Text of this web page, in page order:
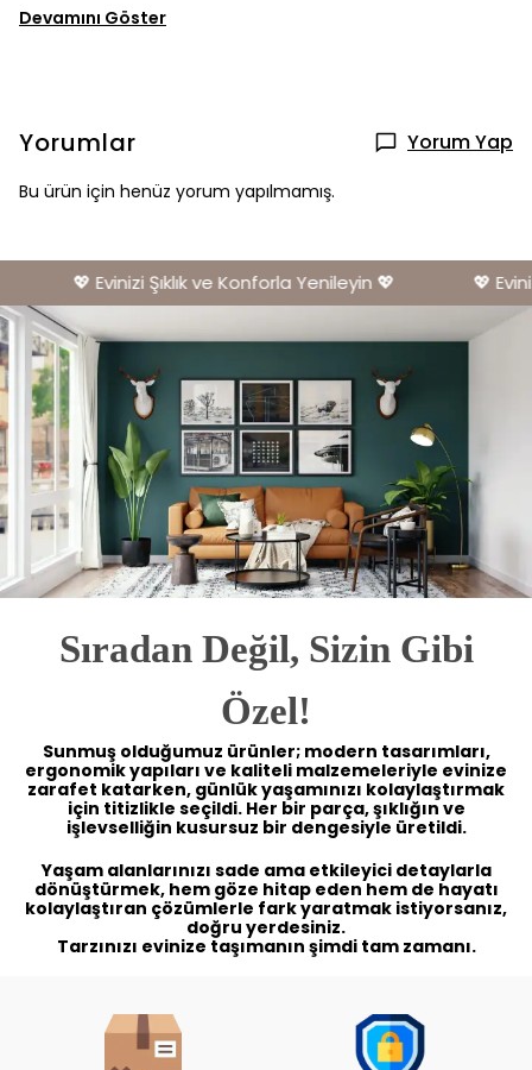
Devamını Göster
Yorumlar Yorum Yap
Bu ürün için henüz yorum yapılmamış.
💖 Evinizi Şıklık ve Konforla Yenileyin 💖 💖
Sıradan Değil, Sizin Gibi
Özel!
Sunmuş olduğumuz ürünler; modern tasarımları,
ergonomik yapıları ve kaliteli malzemeleriyle evinize
zarafet katarken, günlük yaşamınızı kolaylaştırmak
için titizlikle seçildi. Her bir parça, şıklığın ve
işlevselliğin kusursuz bir dengesiyle üretildi.
Yaşam alanlarınızı sade ama etkileyici detaylarla
dönüştürmek, hem göze hitap eden hem de hayatı
kolaylaştıran çözümlerle fark yaratmak istiyorsanız,
doğru yerdesiniz.
Tarzınızı evinize taşımanın şimdi tam zamanı.